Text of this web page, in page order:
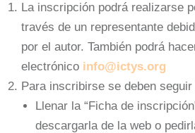
La inscripción podrá realizarse
través de un representante
por el autor. También podrá
electrónico info@ictys.org
Para inscribirse se deben
Llenar la “Ficha de
descargarla de la web o